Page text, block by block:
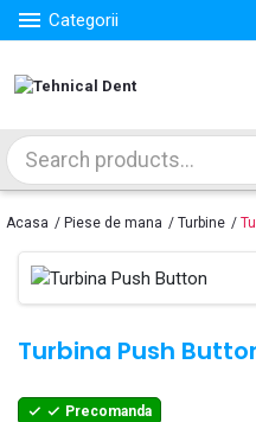
 Categorii
Acasa Piese de mana Turbine
Turbina Push
  Precomanda